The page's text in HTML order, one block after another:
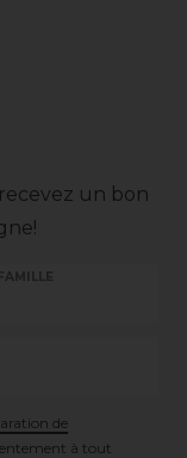
un bon
de
à tout